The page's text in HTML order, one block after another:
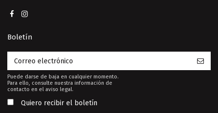
Boletín
Puede darse de baja en cualquier momento.
Para ello, consulte nuestra información de
contacto en el aviso legal.
Quiero recibir el boletín